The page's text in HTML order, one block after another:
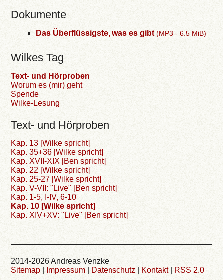
Dokumente
Das Überflüssigste, was es gibt (MP3 -6.5 MiB)
Wilkes Tag
Text- und Hörproben
Worum es (mir) geht
Spende
Wilke-Lesung
Text- und Hörproben
Kap. 13 [Wilke spricht]
Kap. 35+36 [Wilke spricht]
Kap. XVII-XIX [Ben spricht]
Kap. 22 [Wilke spricht]
Kap. 25-27 [Wilke spricht]
Kap. V-VII: "Live" [Ben spricht]
Kap. 1-5, I-IV, 6-10
Kap. 10 [Wilke spricht]
Kap. XIV+XV: "Live" [Ben spricht]
2014-2026 Andreas Venzke
Sitemap
Impressum Datenschutz Kontakt| RSS 2.0